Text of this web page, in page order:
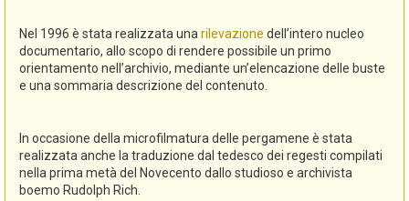
Nel 1996 è stata realizzata una rilevazione dell’intero nucleo
documentario, allo scopo di rendere possibile un primo
orientamento nell’archivio, mediante un’elencazione delle buste
e una sommaria descrizione del contenuto.
In occasione della microfilmatura delle pergamene è stata
realizzata anche la traduzione dal tedesco dei regesti compilati
nella prima metà del Novecento dallo studioso e archivista
boemo Rudolph Rich.